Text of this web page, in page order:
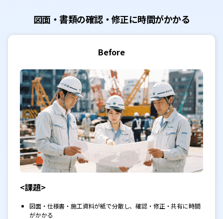
図面・書類の確認・修正に時間がかかる
Before
<課題>
図面・仕様書・施工資料が紙で分散し、確認・修正・共有に時間
がかかる